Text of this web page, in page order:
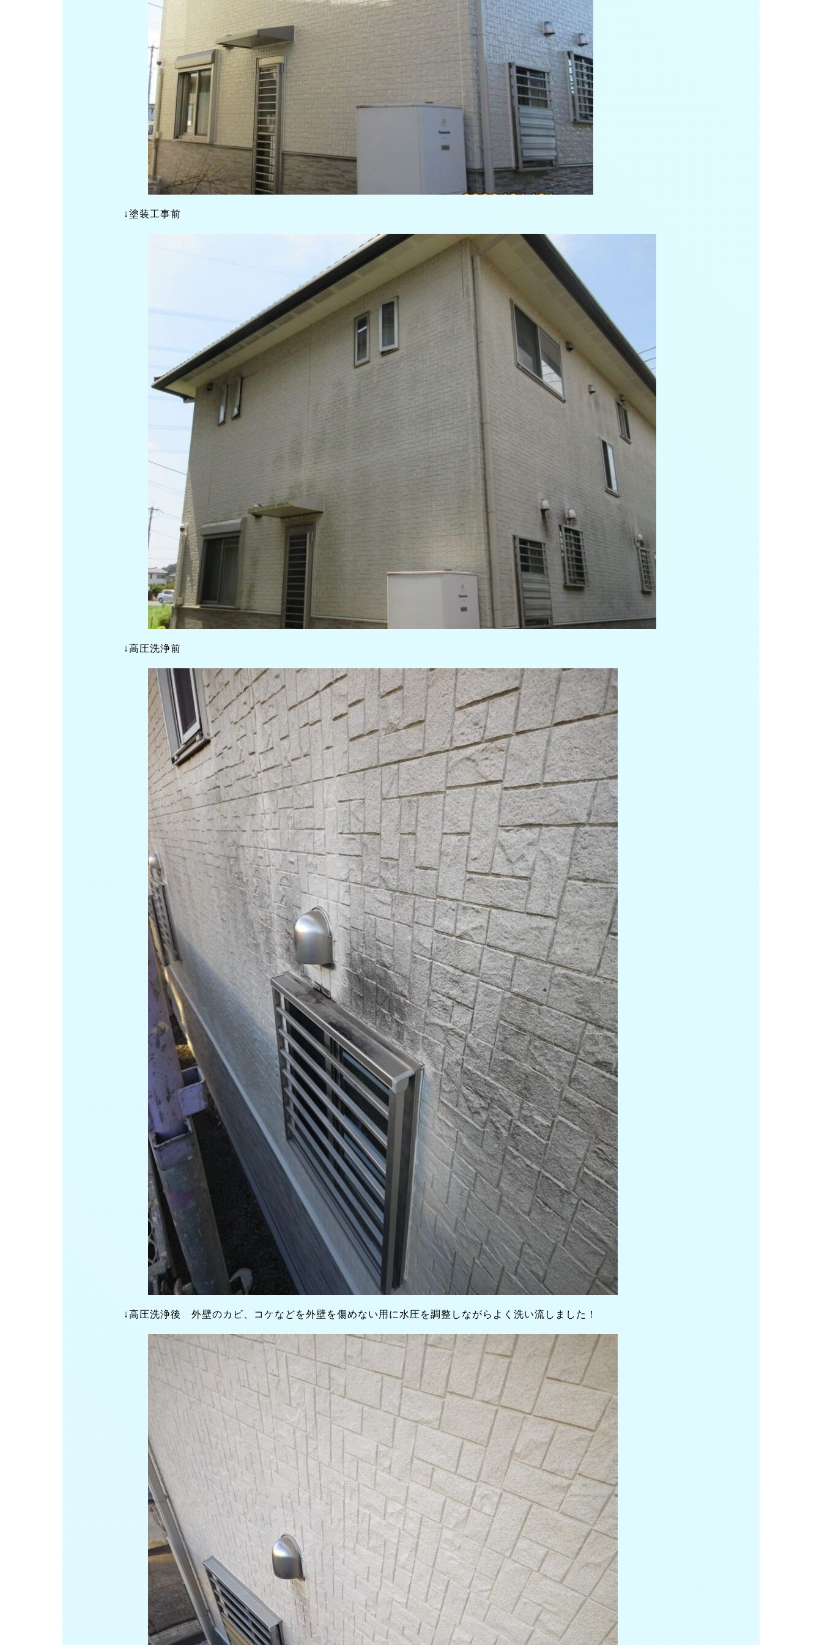
↓塗装工事前
↓高圧洗浄前
↓高圧洗浄後 外壁のカビ、コケなどを外壁を傷めない用に水圧を調整しながらよく洗い流しました！